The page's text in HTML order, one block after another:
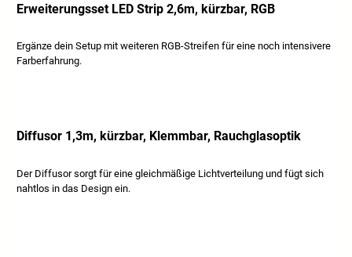
Erweiterungsset LED Strip 2,6m, kürzbar, RGB
Ergänze dein Setup mit weiteren RGB-Streifen für eine noch intensivere
Farberfahrung.
Diffusor 1,3m, kürzbar, Klemmbar, Rauchglasoptik
Der Diffusor sorgt für eine gleichmäßige Lichtverteilung und fügt sich
nahtlos in das Design ein.